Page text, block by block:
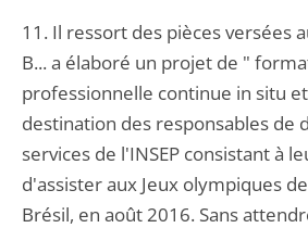
11. Il ressort des pièces versées
B... a élaboré un projet de "
professionnelle continue in situ
destination des responsables de
services de l'INSEP consistant à
d'assister aux Jeux olympiques
Brésil, en août 2016. Sans